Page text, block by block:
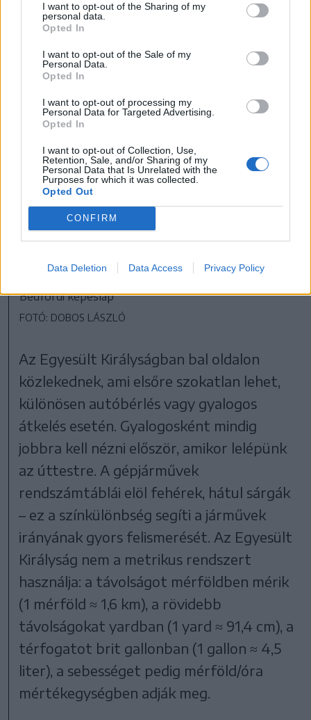
I want to opt-out of the Sharing of my
personal data.
Opted In
I want to opt-out of the Sale of my
Personal Data.
Opted In
I want to opt-out of processing my
Personal Data for Targeted Advertising.
Opted In
I want to opt-out of Collection, Use,
Retention, Sale, and/or Sharing of my
Personal Data that Is Unrelated with the
Purposes for which it was collected.
Opted Out
CONFIRM
Data Deletion Data Access Privacy Policy
környékén sétálva az utak mentén
Bedfordi képeslap
FOTÓ: DOBOS LÁSZLÓ
Az Egyesült Királyságban bal oldalon
közlekednek, ami elsőre szokatlan lehet,
különösen autóbérlés vagy gyalogos
átkelés esetén. Gyalogosként mindig
jobbra kell nézni először, amikor lelépünk
az úttestre. A gépjárművek
rendszámtáblái elöl fehérek, hátul sárgák
– ez a színkülönbség segíti a járművek
irányának gyors felismerését. Az Egyesült
Királyság nem a metrikus rendszert
használja: a távolságot mérföldben mérik
(1 mérföld ≈ 1,6 km), a rövidebb
távolságokat yardban (1 yard ≈ 91,4 cm), a
térfogatot brit gallonban (1 gallon ≈ 4,5
liter), a sebességet pedig mérföld/óra
mértékegységben adják meg.